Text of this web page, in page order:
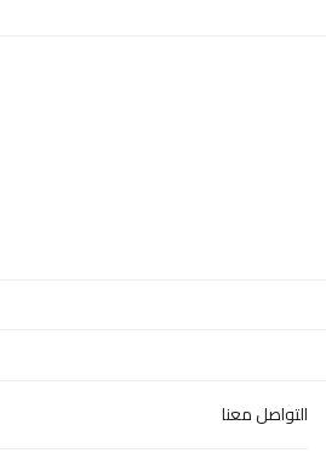
التواصل معنا